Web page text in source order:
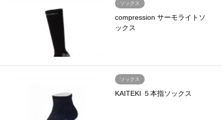
ソックス
compression サーモライトソ
ックス
ソックス
KAITEKI ５本指ソックス